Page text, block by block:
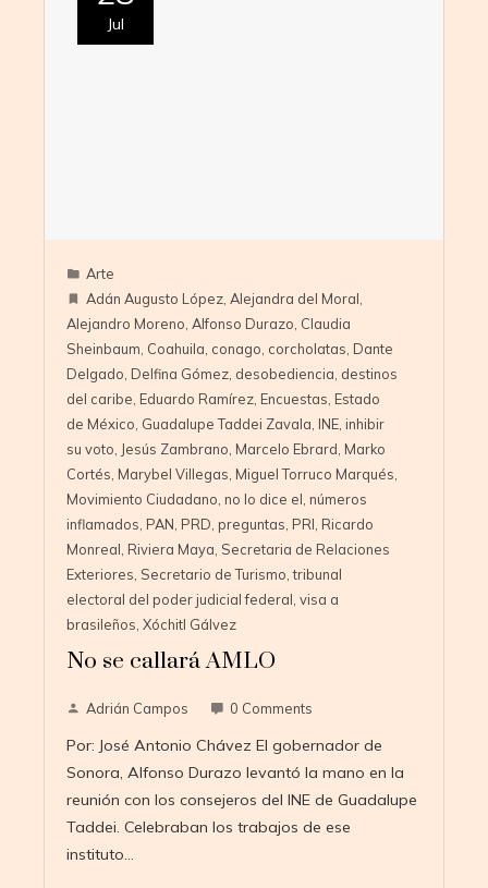
Jul
Arte
Adán Augusto López, Alejandra del Moral,
Alejandro Moreno, Alfonso Durazo, Claudia
Sheinbaum, Coahuila, conago, corcholatas, Dante
Delgado, Delfina Gómez, desobediencia, destinos
del caribe, Eduardo Ramírez, Encuestas, Estado
de México, Guadalupe Taddei Zavala, INE, inhibir
su voto, Jesús Zambrano, Marcelo Ebrard, Marko
Cortés, Marybel Villegas, Miguel Torruco Marqués,
Movimiento Ciudadano, no lo dice el, números
inflamados, PAN, PRD, preguntas, PRI, Ricardo
Monreal, Riviera Maya, Secretaria de Relaciones
Exteriores, Secretario de Turismo,tribunal
electoral del poder judicial federal, visa a
brasileños, Xóchitl Gálvez
No se callará AMLO
Adrián Campos 0 Comments
Por: José Antonio Chávez El gobernador de
Sonora, Alfonso Durazo levantó la mano en la
reunión con los consejeros del INE de Guadalupe
Taddei. Celebraban los trabajos de ese
instituto…